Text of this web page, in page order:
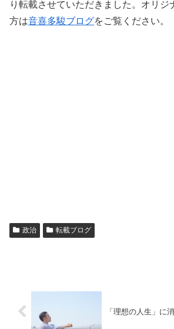
り転載させていただきました。オリジ
方は音喜多駿ブログをご覧ください。
政治 転載ブログ
「理想の人生」に